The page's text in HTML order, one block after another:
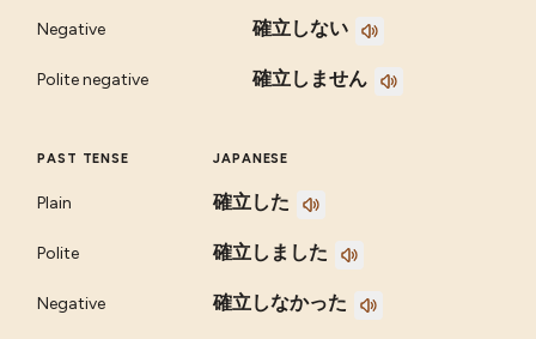
Negative 確立しない
Polite negative 確立しません
PAST TENSE JAPANESE
Plain 確立した
Polite 確立しました
Negative 確立しなかった